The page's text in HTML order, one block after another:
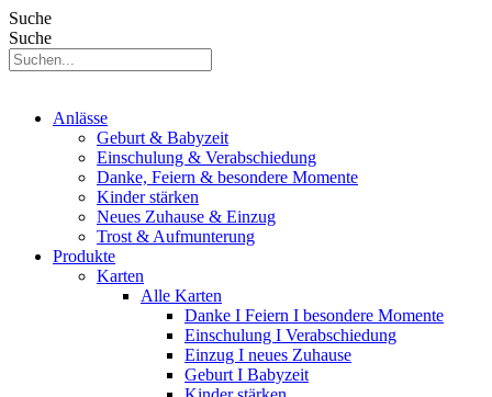
Suche
Suche
Anlässe
Geburt & Babyzeit
Einschulung & Verabschiedung
Danke, Feiern & besondere Momente
Kinder stärken
Neues Zuhause & Einzug
Trost & Aufmunterung
Produkte
Karten
Alle Karten
Danke I Feiern I besondere Momente
Einschulung I Verabschiedung
Einzug I neues Zuhause
Geburt I Babyzeit